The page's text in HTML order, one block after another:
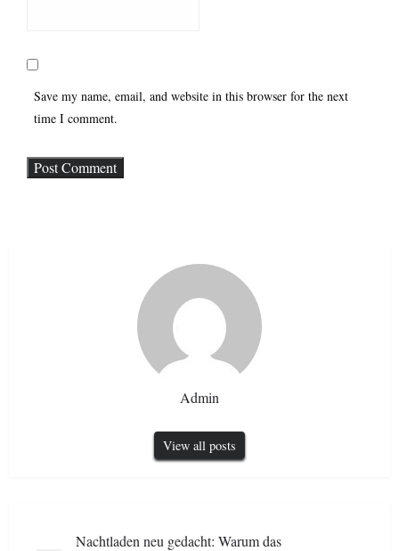
Save my name, email, and website in this browser for the next
time I comment.
Admin
View all posts
Nachtladen neu gedacht: Warum das